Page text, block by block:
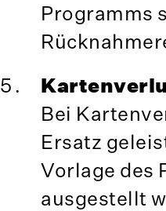
Programms
Bei
Ersatz
Vorlage des
ausgestellt